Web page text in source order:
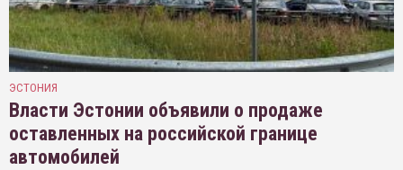
ЭСТОНИЯ
Власти Эстонии объявили о продаже
оставленных на российской границе
автомобилей